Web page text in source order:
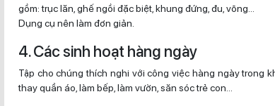
gồm: trục lăn, ghế ngồi đặc biệt, khung đứng, đu, võng…
Dụng cụ nên làm đơn giản.
4. Các sinh hoạt hàng ngày
Tập cho chúng thích nghi với công việc hàng ngày trong
thay quần áo, làm bếp, làm vườn, săn sóc trẻ con…